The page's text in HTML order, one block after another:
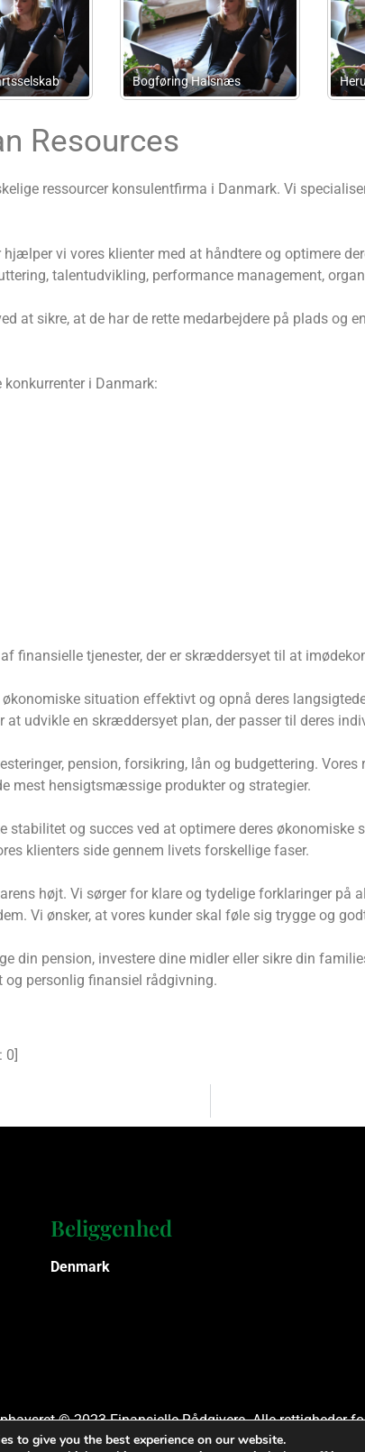
RessourceKompagniet Zames
Resources
ressourcer konsulentfirma i Danmark. Vi
vi vores klienter med at håndtere og optimere
talentudvikling, performance management,
at sikre, at de har de rette medarbejdere på plads og
i Danmark:
finansielle tjenester, der er skræddersyet til at
situation effektivt og opnå deres
udvikle en skræddersyet plan, der passer til deres
pension, forsikring, lån og budgettering.
mest hensigtsmæssige produkter og strategier.
stabilitet og succes ved at optimere deres
klienters side gennem livets forskellige faser.
højt. Vi sørger for klare og tydelige forklaringer på
Vi ønsker, at vores kunder skal føle sig trygge og
pension, investere dine midler eller sikre din
personlig finansiel rådgivning.
0]
Beliggenhed
Denmark
© 2023 Finansielle Rådgivere. Alle rettigheder
to give you the best experience on our website.